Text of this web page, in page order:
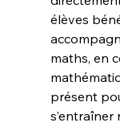
élèves
maths, en
présent
s’entraîner